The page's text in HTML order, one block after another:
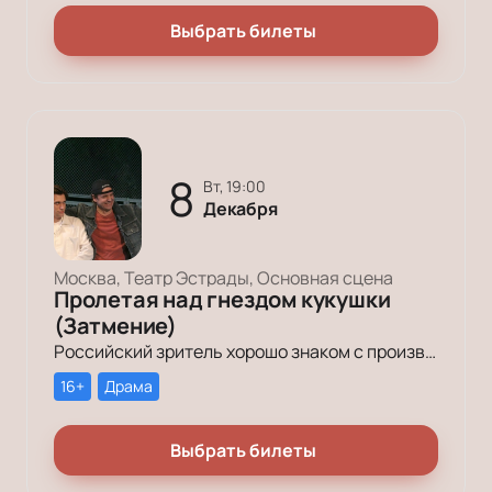
Выбрать билеты
8 вт, 19:00
Декабря
Москва, Театр Эстрады, Основная сцена
Пролетая над гнездом кукушки
(Затмение)
Российский зритель хорошо знаком с произведением Кена Кизи «Пролетая над гнездом кукушки». История поменяла название (теперь оно звучит совсем кратко – «Затмение»), но сюжет по-прежнему будоражит умы зрителей.
16+ Драма
Выбрать билеты